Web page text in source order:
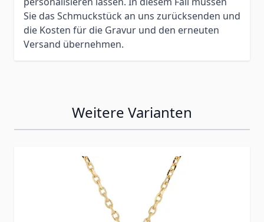
Sie das Schmuckstück an uns zurücksenden und
die Kosten für die Gravur und den erneuten
Versand übernehmen.
Weitere Varianten